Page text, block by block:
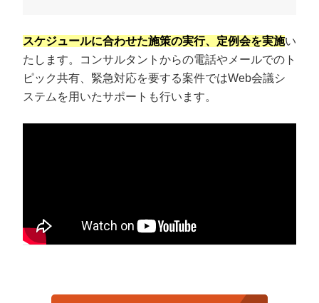
スケジュールに合わせた施策の実行、定例会を実施い
たします。コンサルタントからの電話やメールでのト
ピック共有、緊急対応を要する案件ではWeb会議シ
ステムを用いたサポートも行います。